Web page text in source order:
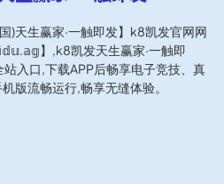
)天生赢家·一触即发】k8凯发官网网
】,k8凯发天生赢家·一触即
入口,下载APP后畅享电子竞技、真
版流畅运行,畅享无缝体验。